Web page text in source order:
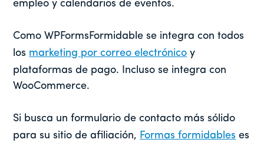
empleo y calendarios de eventos.
ComoWPForms Formidable se integra con todos
los marketing por correo electrónico y
plataformas de pago. Incluso se integra con
WooCommerce.
Si busca un formulario de contacto más sólido
para su sitio de afiliación, Formas formidables es